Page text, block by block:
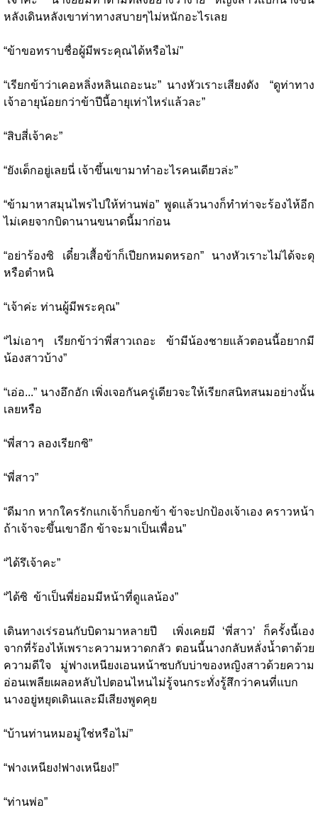
หลังเดินหลังเขาท่าทางสบายๆไม่หนักอะไรเลย
“ข้าขอทราบชื่อผู้มีพระคุณได้หรือไม่”
“เรียกข้าว่าเคอหลิ่งหลินเถอะนะ” นางหัวเราะเสียงดัง “ดูท่าทาง
เจ้าอายุน้อยกว่าข้าปีนี้อายุเท่าไหร่แล้วละ”
“สิบสี่เจ้าคะ”
“ยังเด็กอยู่เลยนี่ เจ้าขึ้นเขามาทำอะไรคนเดียวล่ะ”
“ข้ามาหาสมุนไพรไปให้ท่านพ่อ” พูดแล้วนางก็ทำท่าจะร้องไห้อีก
ไม่เคยจากบิดานานขนาดนี้มาก่อน
“อย่าร้องซิ เดี๋ยวเสื้อข้าก็เปียกหมดหรอก” นางหัวเราะไม่ได้จะดุ
หรือตำหนิ
“เจ้าค่ะ ท่านผู้มีพระคุณ”
“ไม่เอาๆ เรียกข้าว่าพี่สาวเถอะ ข้ามีน้องชายแล้วตอนนี้อยากมี
น้องสาวบ้าง”
“เอ่อ...” นางอึกอัก เพิ่งเจอกันครู่เดียวจะให้เรียกสนิทสนมอย่างนั้น
เลยหรือ
“พี่สาว ลองเรียกซิ”
“พี่สาว”
“ดีมาก หากใครรักแกเจ้าก็บอกข้า ข้าจะปกป้องเจ้าเอง คราวหน้า
ถ้าเจ้าจะขึ้นเขาอีก ข้าจะมาเป็นเพื่อน”
“ได้รึเจ้าคะ”
“ได้ซิ ข้าเป็นพี่ย่อมมีหน้าที่ดูแลน้อง”
เดินทางเร่รอนกับบิดามาหลายปี เพิ่งเคยมี ‘พี่สาว’ ก็ครั้งนี้เอง
จากที่ร้องไห้เพราะความหวาดกลัว ตอนนี้นางกลับหลั่งน้ำตาด้วย
ความดีใจ มู่ฟางเหนียงเอนหน้าซบกับบ่าของหญิงสาวด้วยความ
อ่อนเพลียเผลอหลับไปตอนไหนไม่รู้จนกระทั่งรู้สึกว่าคนที่แบก
นางอยู่หยุดเดินและมีเสียงพูดคุย
“บ้านท่านหมอมู่ใช่หรือไม่”
“ฟางเหนียง!ฟางเหนียง!”
“ท่านพ่อ”